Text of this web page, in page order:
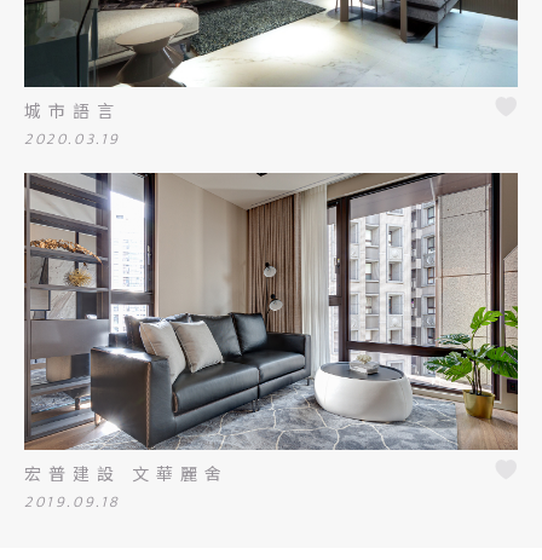
城市語言
2020.03.19
宏普建設 文華麗舍
2019.09.18